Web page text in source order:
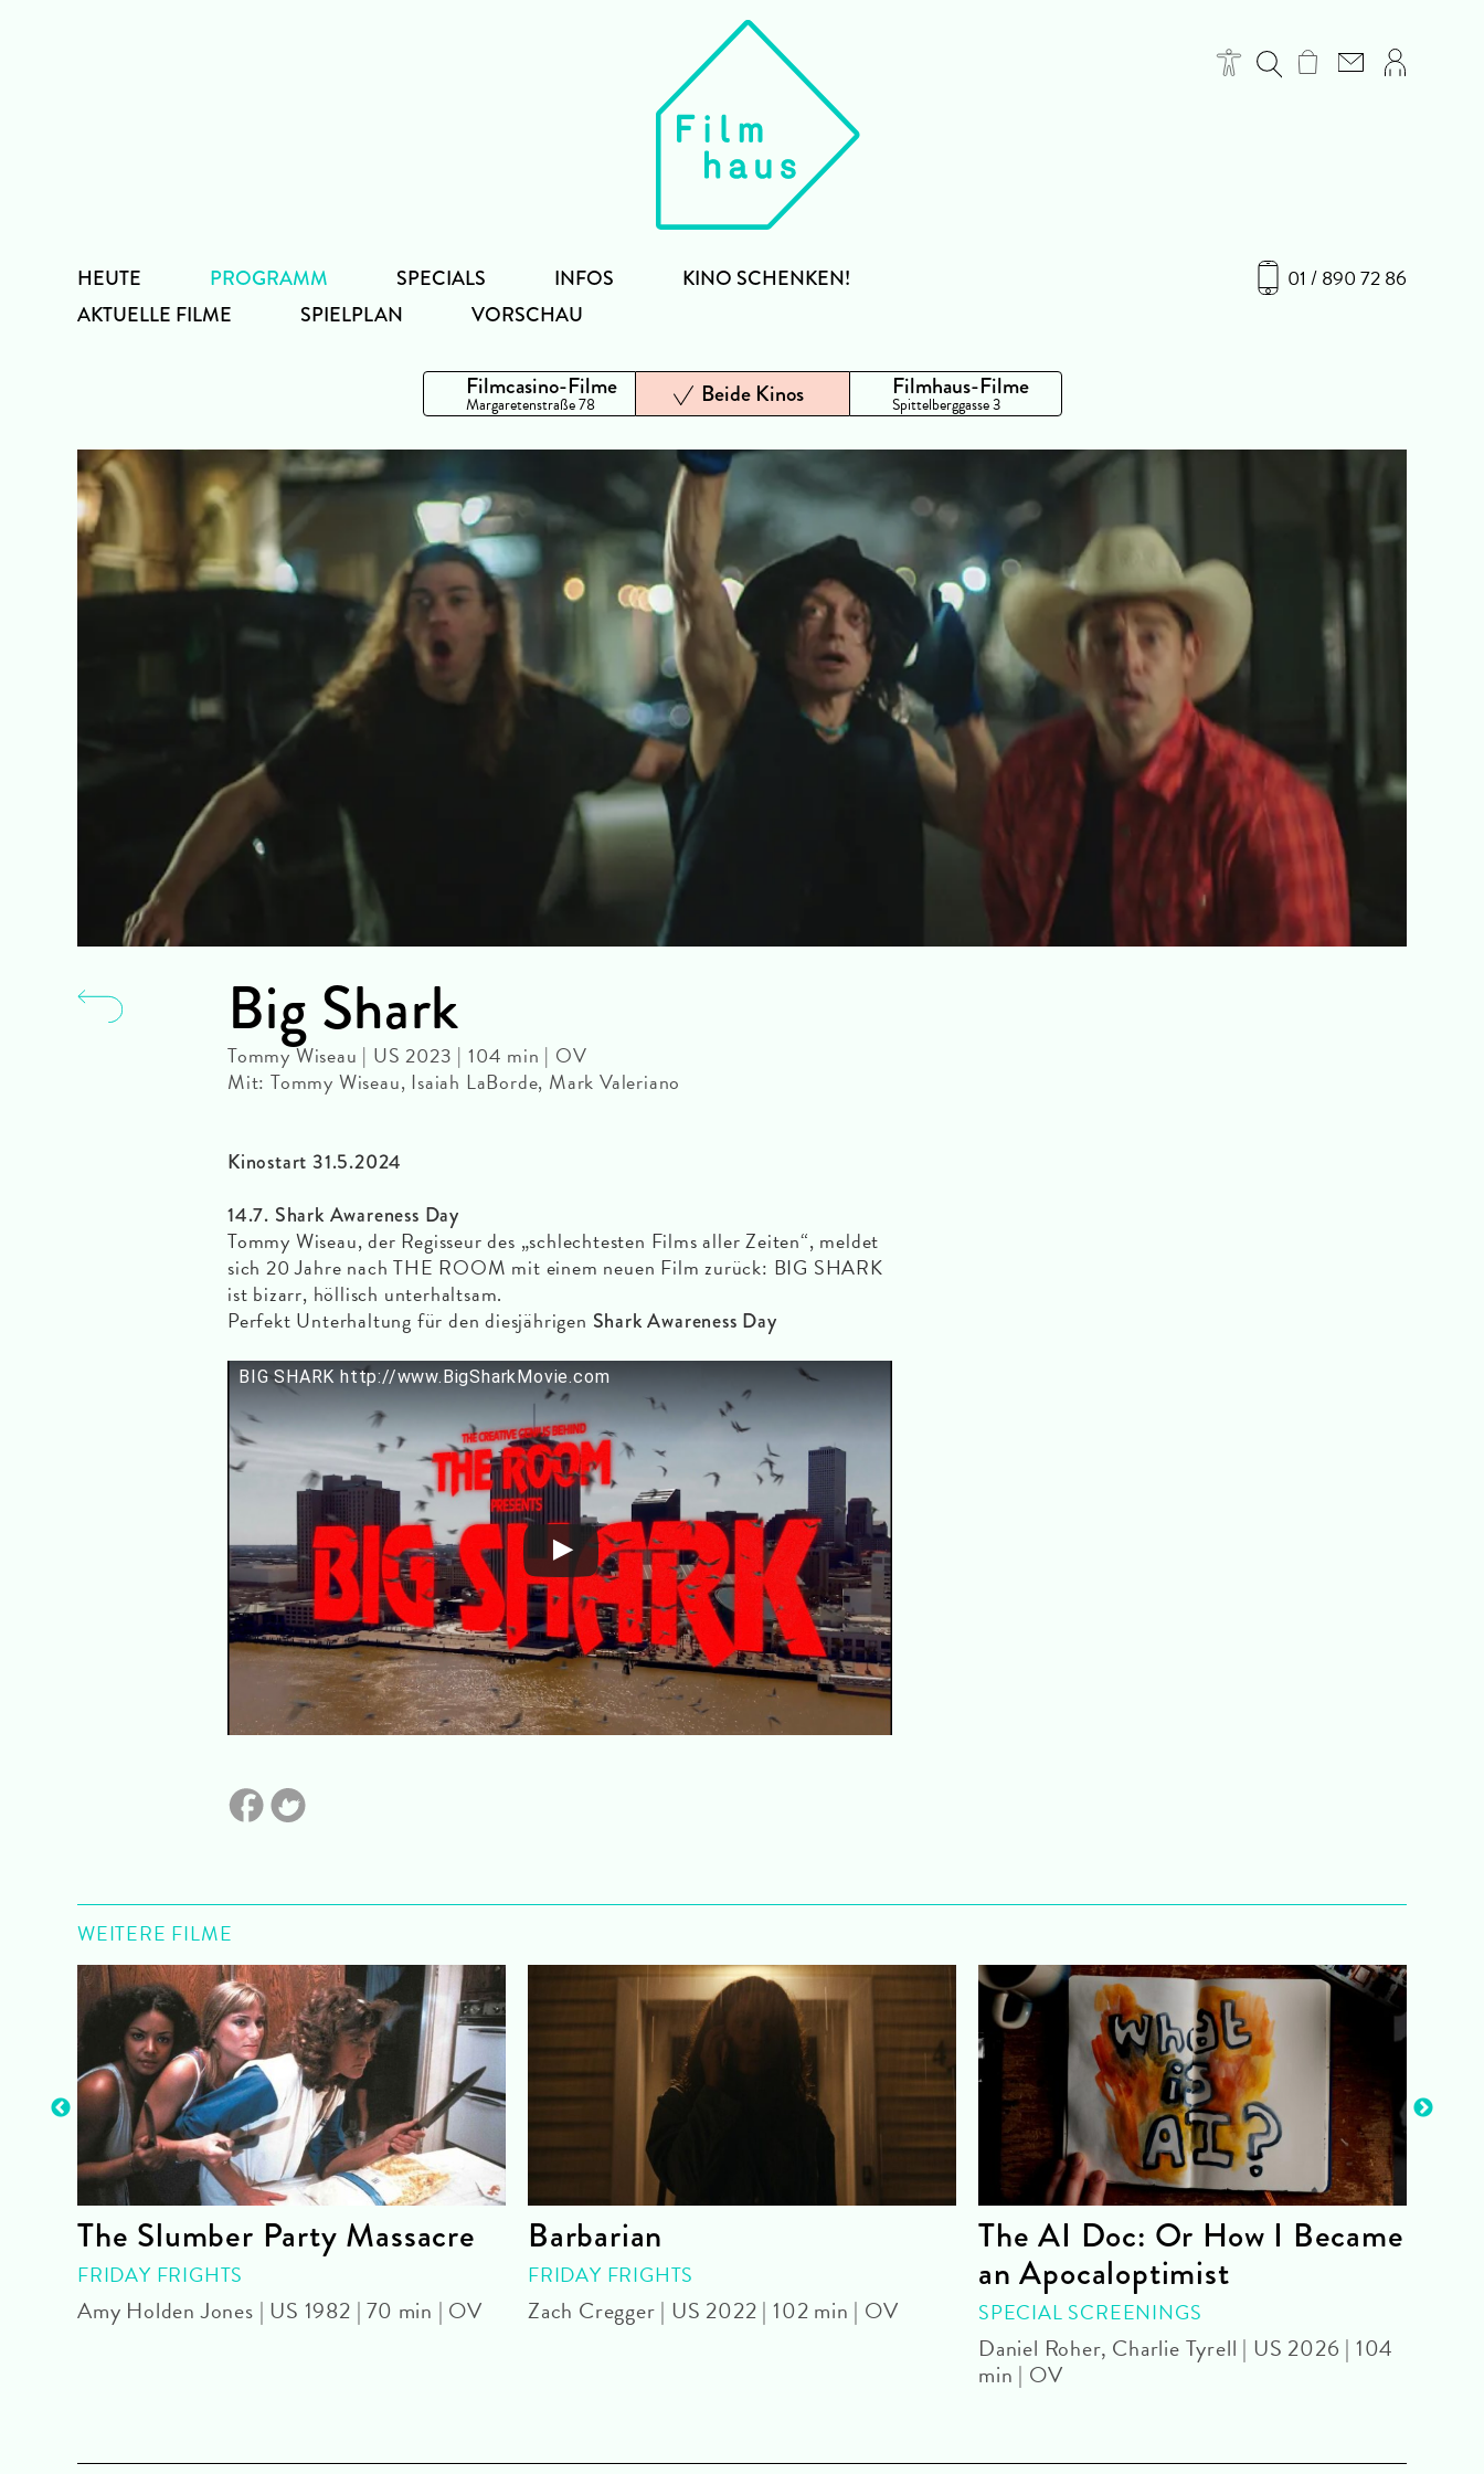
01 / 890 72 86
HEUTE
PROGRAMM
AKTUELLE FILME
SPIELPLAN VORSCHAU
SPECIALS INFOS KINO SCHENKEN!
Filmcasino-Filme
Margaretenstraße 78 Beide Kinos Filmhaus-Filme
Spittelberggasse 3
Big Shark
Tommy Wiseau | US 2023 | 104 min | OV
Mit: Tommy Wiseau, Isaiah LaBorde, Mark Valeriano
Kinostart 31.5.2024
14.7. Shark Awareness Day
Tommy Wiseau, der Regisseur des „schlechtesten Films aller Zeiten“, meldet
sich 20 Jahre nach THE ROOM mit einem neuen Film zurück: BIG SHARK
ist bizarr, höllisch unterhaltsam.
Perfekt Unterhaltung für den diesjährigen Shark Awareness Day
BIG SHARK http://www.BigSharkMovie.com
WEITERE FILME
The Slumber Party Massacre
FRIDAY FRIGHTS
Amy Holden Jones | US 1982 | 70 min | OV
Barbarian
FRIDAY FRIGHTS
Zach Cregger | US 2022 | 102 min | OV
The AI Doc: Or How I Became
an Apocaloptimist
SPECIAL SCREENINGS
Daniel Roher, Charlie Tyrell | US 2026 | 104
min | OV